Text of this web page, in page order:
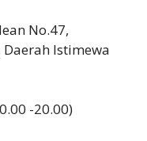
No.47,
Istimewa
-20.00)